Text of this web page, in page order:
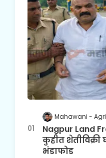
Mahawani
Nagpur Land
कुहीत शेतीविक्री
भंडाफोड